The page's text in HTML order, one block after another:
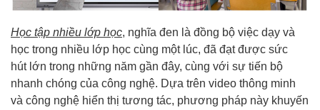
Học tập nhiều lớp học, nghĩa đen là đồng bộ việc dạy và
học trong nhiều lớp học cùng một lúc, đã đạt được sức
hút lớn trong những năm gần đây, cùng với sự tiến bộ
nhanh chóng của công nghệ. Dựa trên video thông minh
và công nghệ hiển thị tương tác, phương pháp này khuyến